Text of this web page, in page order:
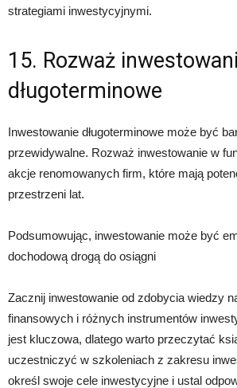
strategiami inwestycyjnymi.
15. Rozważ
długoterminowe
Inwestowanie długoterminowe może być
przewidywalne. Rozważ inwestowanie w
akcje renomowanych firm, które mają
przestrzeni lat.
Podsumowując, inwestowanie może być
dochodową drogą do osiągni
Zacznij inwestowanie od zdobycia wiedzy
finansowych i różnych instrumentów
jest kluczowa, dlatego warto przeczytać
uczestniczyć w szkoleniach z zakresu
określ swoje cele inwestycyjne i ustal